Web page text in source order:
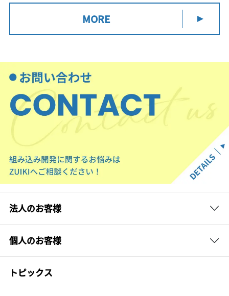
MORE
法人のお客様
個人のお客様
トピックス